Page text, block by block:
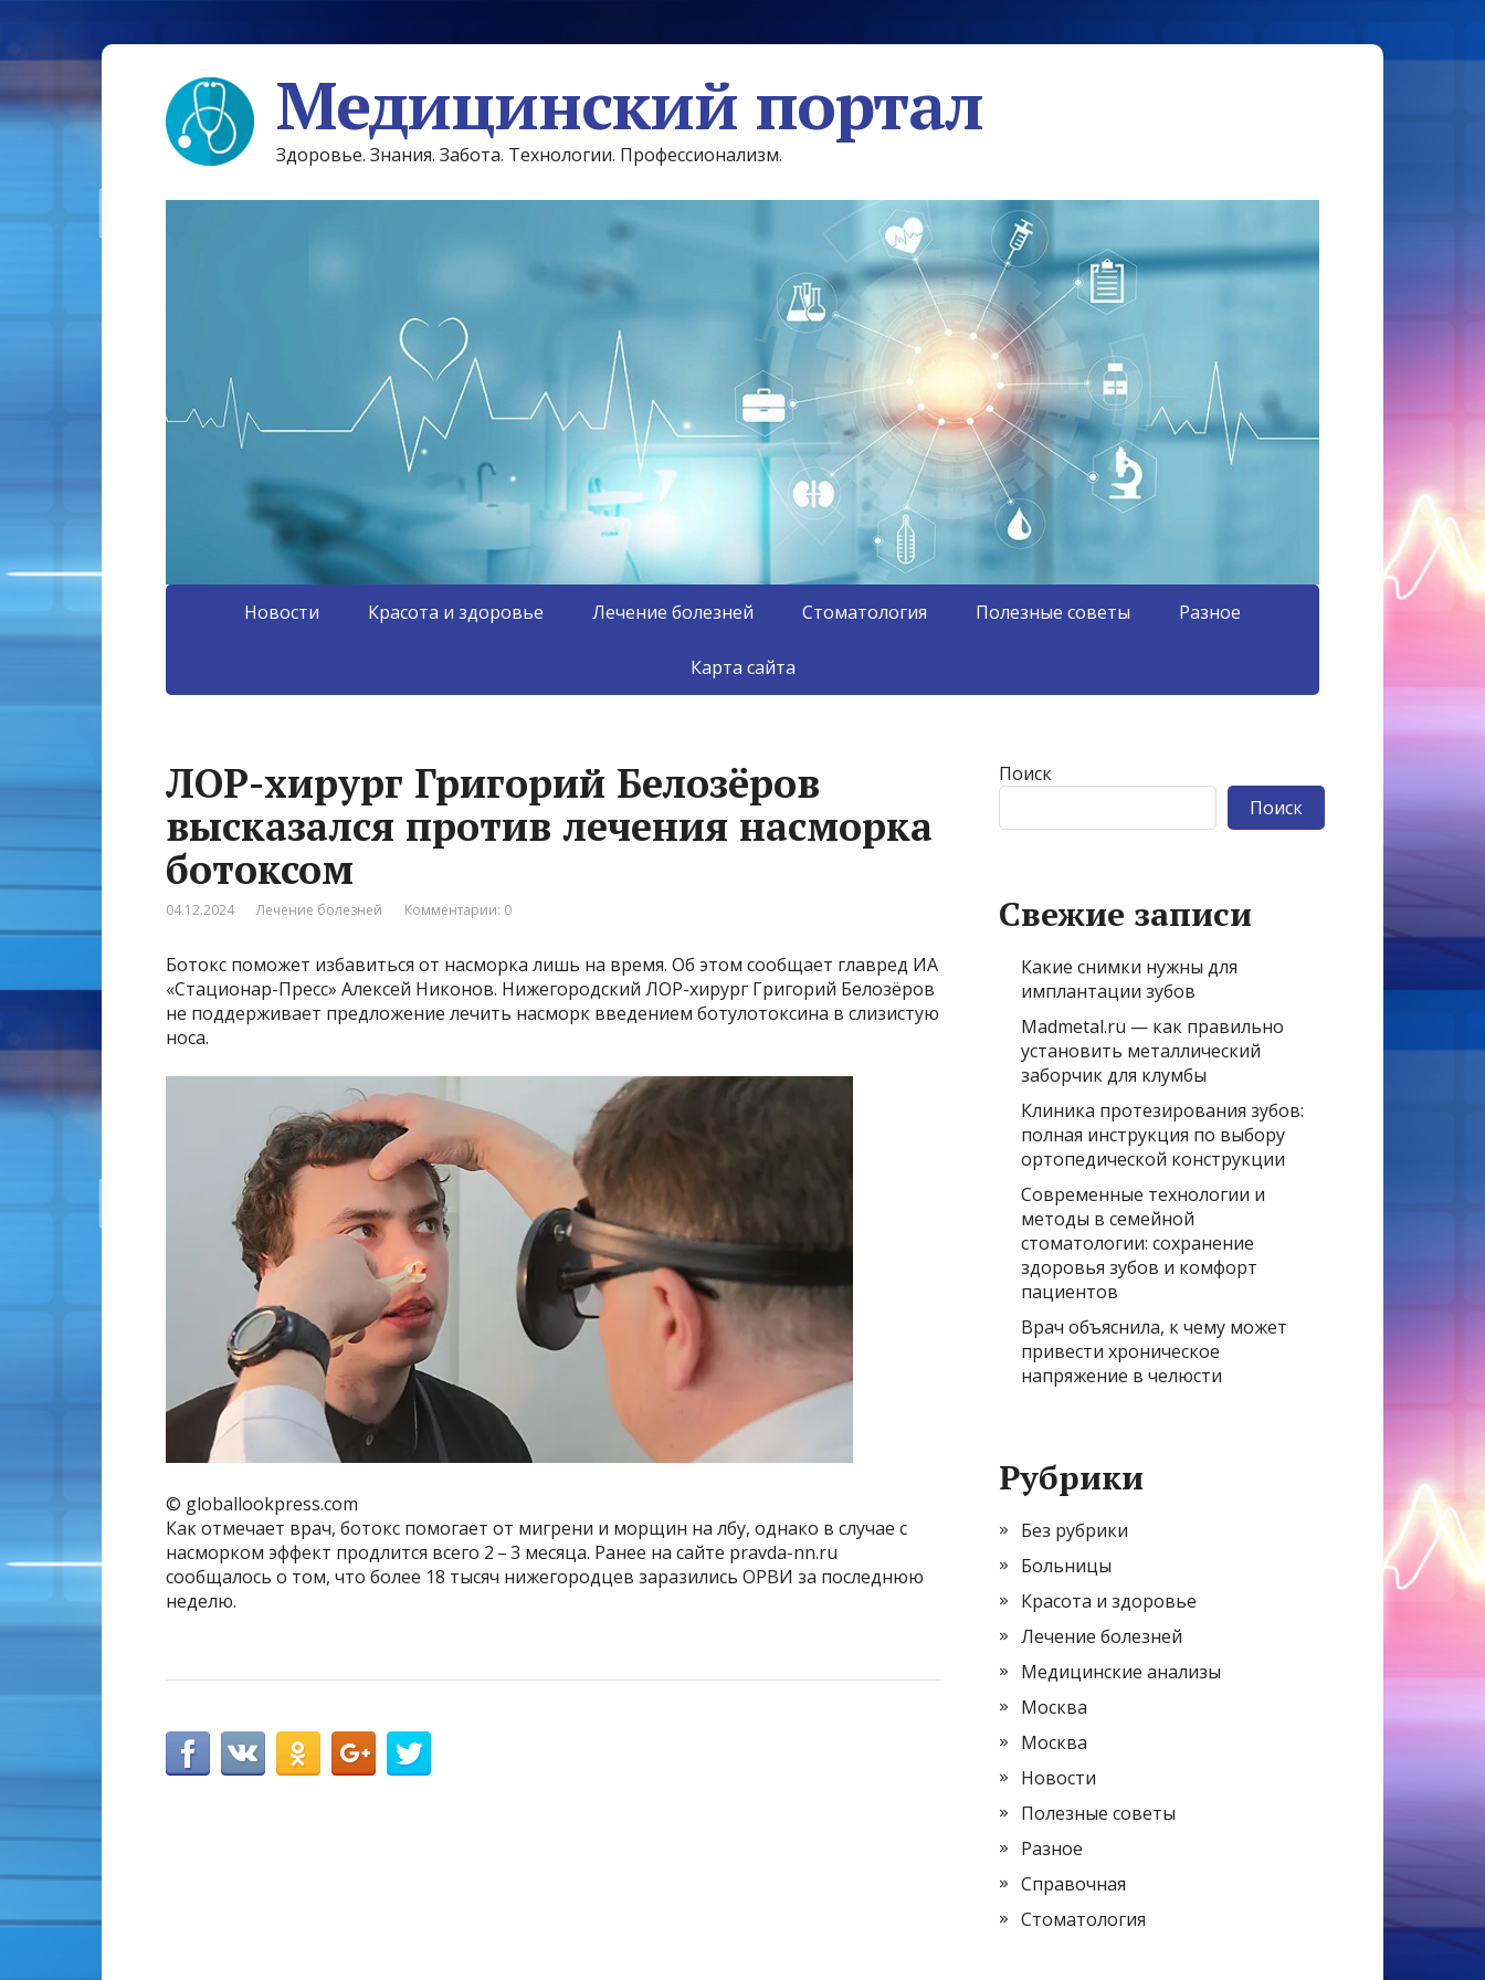
Медицинский портал
Здоровье. Знания. Забота. Технологии. Профессионализм.
Новости Красота и здоровье Лечение болезней Стоматология Полезные советы Разное
Карта сайта
ЛОР-хирург Григорий Белозёров
высказался против лечения насморка
ботоксом
04.12.2024 Лечение болезней Комментарии: 0
Ботокс поможет избавиться от насморка лишь на время. Об этом сообщает главред ИА
«Стационар-Пресс» Алексей Никонов. Нижегородский ЛОР-хирург Григорий Белозёров
не поддерживает предложение лечить насморк введением ботулотоксина в слизистую
носа.
© globallookpress.com
Как отмечает врач, ботокс помогает от мигрени и морщин на лбу, однако в случае с
насморком эффект продлится всего 2 – 3 месяца. Ранее на сайте pravda-nn.ru
сообщалось о том, что более 18 тысяч нижегородцев заразились ОРВИ за последнюю
неделю.
Поиск
Поиск
Свежие записи
Какие снимки нужны для
имплантации зубов
Madmetal.ru — как правильно
установить металлический
заборчик для клумбы
Клиника протезирования зубов:
полная инструкция по выбору
ортопедической конструкции
Современные технологии и
методы в семейной
стоматологии: сохранение
здоровья зубов и комфорт
пациентов
Врач объяснила, к чему может
привести хроническое
напряжение в челюсти
Рубрики
Без рубрики
Больницы
Красота и здоровье
Лечение болезней
Медицинские анализы
Москва
Москва
Новости
Полезные советы
Разное
Справочная
Стоматология